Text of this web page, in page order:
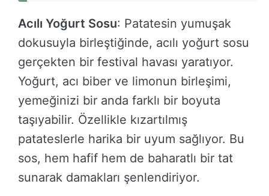
Acılı Yoğurt Sosu: Patatesin yumuşak
dokusuyla birleştiğinde, acılı yoğurt sosu
gerçekten bir festival havası yaratıyor.
Yoğurt, acı biber ve limonun birleşimi,
yemeğinizi bir anda farklı bir boyuta
taşıyabilir. Özellikle kızartılmış
patateslerle harika bir uyum sağlıyor. Bu
sos, hem hafif hem de baharatlı bir tat
sunarak damakları şenlendiriyor.